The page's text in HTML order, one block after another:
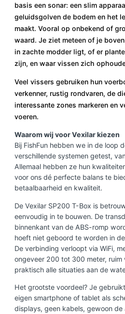
basis een sonar: een slim
geluidsgolven de bodem en het
maakt. Vooral op onbekend of
waard. Je ziet meteen of je
in zachte modder ligt, of er
zijn, en waar vissen zich
Veel vissers gebruiken hun
verkenner, rustig rondvaren, de
interessante zones markeren en
voeren.
Waarom wij voor Vexilar kiezen
Bij FishFun hebben we in de loop
verschillende systemen getest,
Allemaal hebben ze hun
voor ons dé perfecte balans te
betaalbaarheid en kwaliteit.
De Vexilar SP200 T-Box is
eenvoudig in te bouwen. De
binnenkant van de ABS-romp
hoeft niet geboord te worden in
De verbinding verloopt via WiFi,
ongeveer 200 tot 300 meter, ruim
praktisch alle situaties aan de
Het grootste voordeel? Je
eigen smartphone of tablet als
displays, geen kabels, gewoon